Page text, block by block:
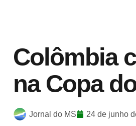
Colômbia
na Copa
Jornal do MS 24 de junho